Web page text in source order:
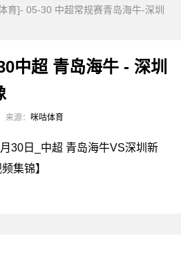
育]- 05-30 中超常规赛青岛海牛-深圳
中超 青岛海牛 - 深圳
来源： 咪咕体育
30日_中超 青岛海牛VS深圳新
集锦】